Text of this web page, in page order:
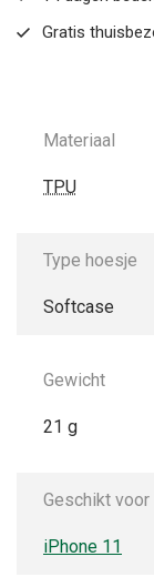
Gratis
Materiaal
TPU
Type hoesje
Softcase
Gewicht
21 g
Geschikt voor
iPhone 11